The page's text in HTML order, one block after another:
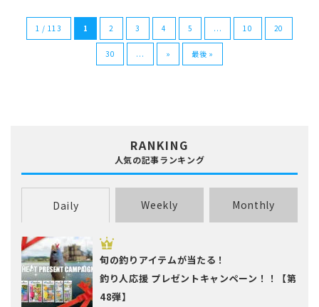
1 / 113 1 2 3 4 5 ... 10 20
30 ... » 最後 »
RANKING
人気の記事ランキング
Daily Weekly Monthly
旬の釣りアイテムが当たる！
釣り人応援 プレゼントキャンペーン！！【第
48弾】